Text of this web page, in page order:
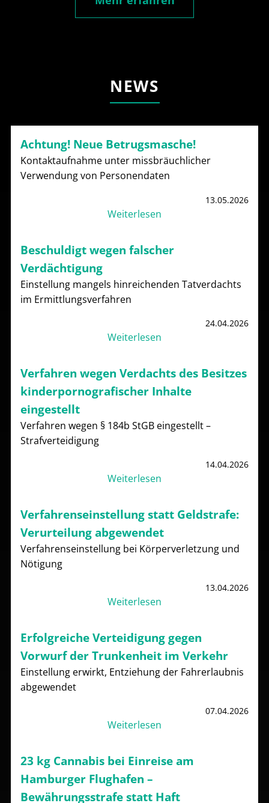
NEWS
Achtung! Neue Betrugsmasche!
13.05.2026
Kontaktaufnahme unter missbräuchlicher
Verwendung von Personendaten
Weiterlesen
Beschuldigt wegen falscher
Verdächtigung
24.04.2026
Einstellung mangels hinreichenden Tatverdachts
im Ermittlungsverfahren
Weiterlesen
Verfahren wegen Verdachts des Besitzes
kinderpornografischer Inhalte
eingestellt
14.04.2026
Verfahren wegen § 184b StGB eingestellt –
Strafverteidigung
Weiterlesen
Verfahrenseinstellung statt Geldstrafe:
Verurteilung abgewendet
13.04.2026
Verfahrenseinstellung bei Körperverletzung und
Nötigung
Weiterlesen
Erfolgreiche Verteidigung gegen
Vorwurf der Trunkenheit im Verkehr
07.04.2026
Einstellung erwirkt, Entziehung der Fahrerlaubnis
abgewendet
Weiterlesen
23 kg Cannabis bei Einreise am
Hamburger Flughafen –
Bewährungsstrafe statt Haft